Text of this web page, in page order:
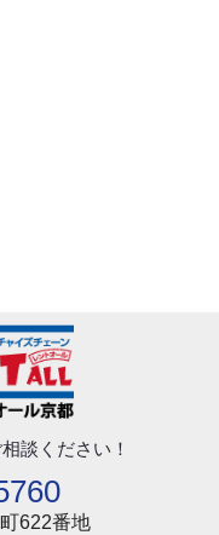
談ください！
622番地